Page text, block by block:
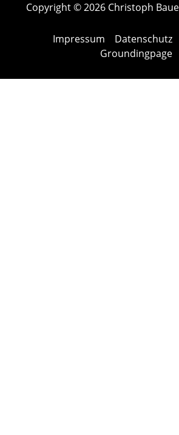
Copyright © 2026 Christoph
Impressum Datenschutz
Groundingpage